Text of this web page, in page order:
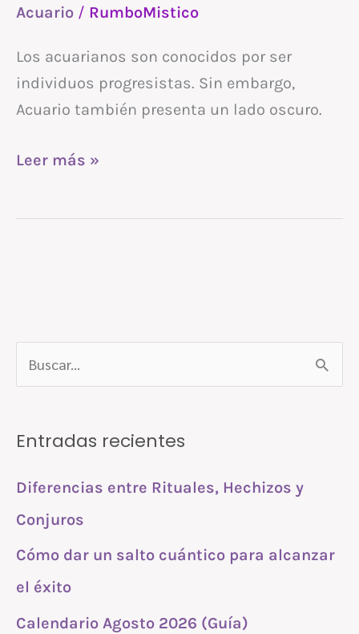
Acuario / RumboMistico
Los acuarianos son conocidos por ser
individuos progresistas. Sin embargo,
Acuario también presenta un lado oscuro.
Leer más »
c
p
o
r
Entradas recientes
Diferencias entre Rituales, Hechizos y
Conjuros
Cómo dar un salto cuántico para alcanzar
el éxito
Calendario Agosto 2026 (Guía)